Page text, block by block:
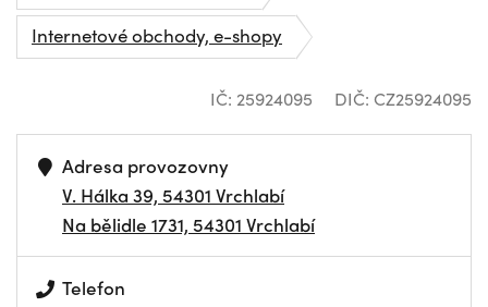
Internetové obchody, e-shopy
IČ: 25924095 DIČ: CZ25924095
Adresa provozovny
V. Hálka 39, 54301 Vrchlabí
Na bělidle 1731, 54301 Vrchlabí
Telefon